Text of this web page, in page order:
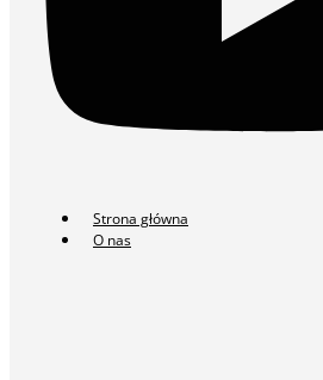
Strona główna
O nas